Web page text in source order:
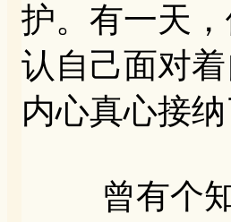
护。有一天
认自己面对
内心真心接
曾有个知